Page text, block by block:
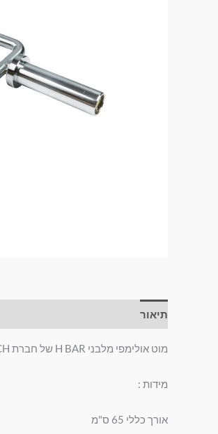
תיאור
מוט אולימפי מלבני H BAR של חברת R-TECH איכותי למגוון תרגילים בחדר הכושר והסטודיו
מידות :
אורך כללי 65 ס"מ